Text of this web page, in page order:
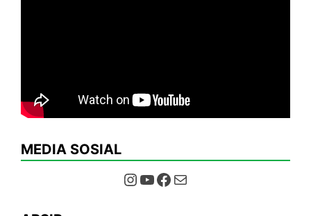
MEDIA SOSIAL
Instagram YouTube Facebook Mail